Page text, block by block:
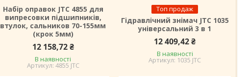
Набір оправок JTC 4855 для
випресовки підшипників,
втулок, сальников 70-155мм
(крок 5мм)
12 158,72 ₴
В наявності
4855 JTC
Топ продаж
Гідравлічний знімач JTC 1035
універсальний 3 в 1
12 409,42 ₴
В наявності
1035 JTC